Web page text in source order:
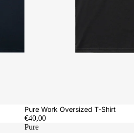
Pure Work Oversized T-Shirt
€40,00
Pure